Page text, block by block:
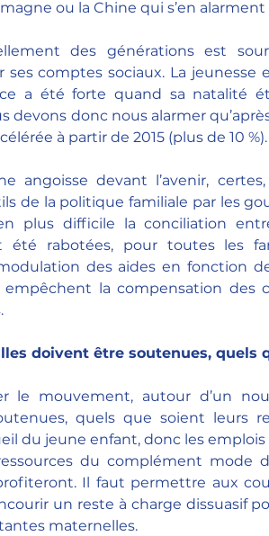
ou la Chine qui s’en
des générations est
comptes sociaux. La jeunesse
a été forte quand sa natalité
devons donc nous alarmer
à partir de 2015 (plus de 10 %).
angoisse devant l’avenir,
de la politique familiale par les
plus difficile la conciliation
été rabotées, pour toutes les
des aides en fonction
empêchent la compensation des
doivent être soutenues, quels
le mouvement, autour d’un
quels que soient leurs
du jeune enfant, donc les
du complément mode
Il faut permettre aux
un reste à charge dissuasif
maternelles.